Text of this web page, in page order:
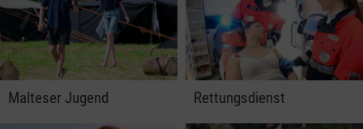
Malteser Jugend Rettungsdienst